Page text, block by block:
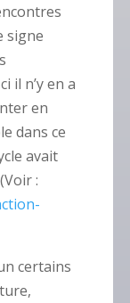
signe
il n’y en a
en
dans ce
avait
:
certains